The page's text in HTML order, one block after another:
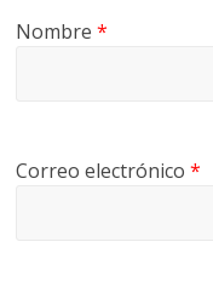
Nombre*
Correo electrónico*